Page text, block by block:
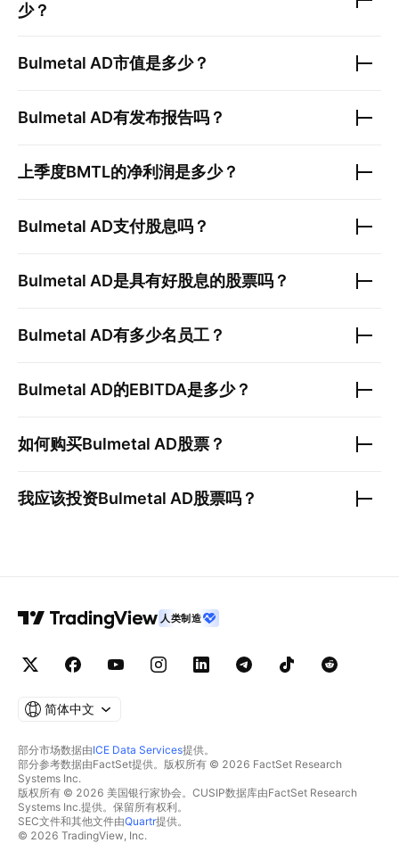
少？
Bulmetal AD市值是多少？
Bulmetal AD有发布报告吗？
上季度BMTL的净利润是多少？
Bulmetal AD支付股息吗？
Bulmetal AD是具有好股息的股票吗？
Bulmetal AD有多少名员工？
Bulmetal AD的EBITDA是多少？
如何购买Bulmetal AD股票？
我应该投资Bulmetal AD股票吗？
人类制造
简体中文
部分市场数据由ICE Data Services提供。
部分参考数据由FactSet提供。版权所有 © 2026 FactSet Research
Systems Inc.
版权所有 © 2026 美国银行家协会。CUSIP数据库由FactSet Research
Systems Inc.提供。保留所有权利。
SEC文件和其他文件由Quartr提供。
© 2026 TradingView, Inc.